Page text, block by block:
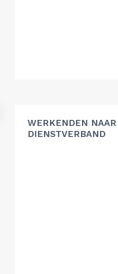
WERKENDEN
DIENSTVERBAND